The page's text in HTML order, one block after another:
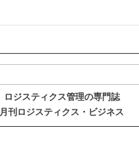
ロジスティクス管理の専門誌
月刊ロジスティクス・ビジネス